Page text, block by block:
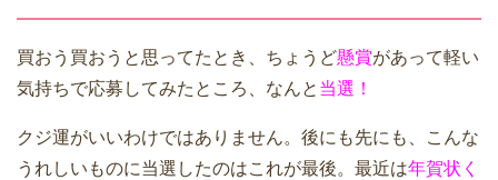
買おう買おうと思ってたとき、ちょうど懸賞があって軽い
気持ちで応募してみたところ、なんと 当選！
クジ運がいいわけではありません。後にも先にも、こんな
うれしいものに当選したのはこれが最後。最近は年賀状く